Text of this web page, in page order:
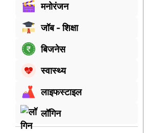
मनोरंजन
जॉब - शिक्षा
बिजनेस
स्वास्थ्य
लाइफस्टाइल
लॉगिन